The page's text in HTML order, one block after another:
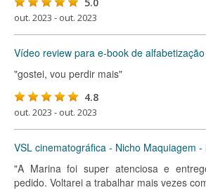
out. 2023 - out. 2023
Vídeo review para e-book de
"gostei, vou perdir mais"
4.8
out. 2023 - out. 2023
VSL cinematográfica - Nicho Maquiagem -
"A Marina foi super atenciosa e
pedido. Voltarei a trabalhar mais vezes